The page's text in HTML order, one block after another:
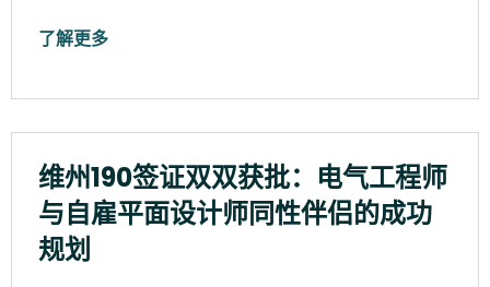
了解更多
维州190签证双双获批：电气工程师
与自雇平面设计师同性伴侣的成功
规划